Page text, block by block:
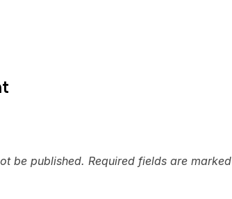
be published. Required fields are marked